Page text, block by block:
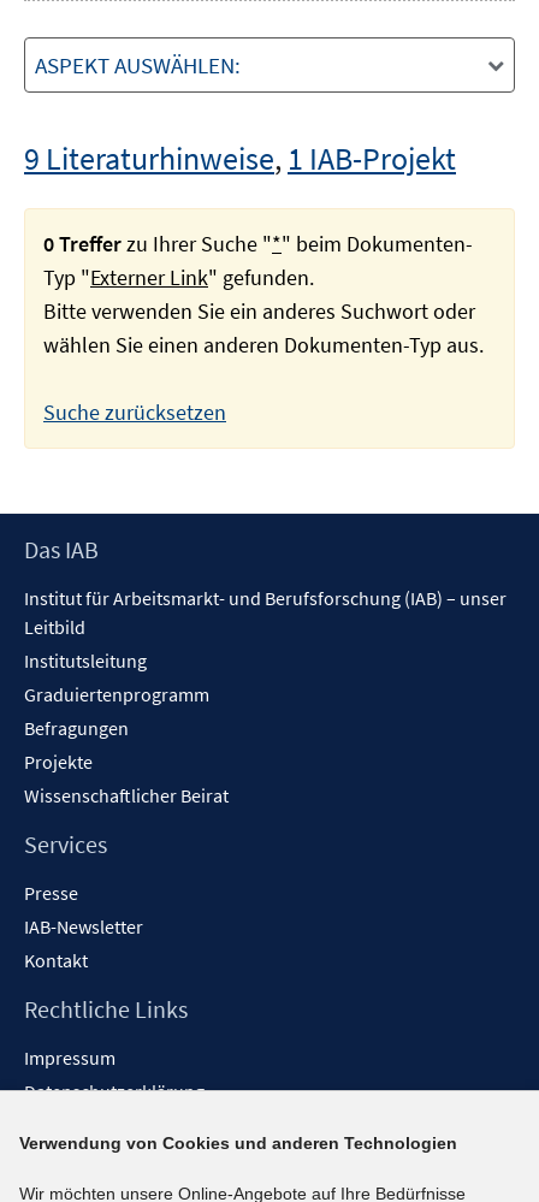
ASPEKT AUSWÄHLEN:
9 Literaturhinweise, 1 IAB-Projekt
0 Trefferzu Ihrer Suche "*" beim Dokumenten-
Typ "Externer Link" gefunden.
Bitte verwenden Sie ein anderes Suchwort oder
wählen Sie einen anderen Dokumenten-Typ aus.
Suche zurücksetzen
Footer
Das IAB
Institut für Arbeitsmarkt- und Berufsforschung (IAB) – unser
Leitbild
Institutsleitung
Graduiertenprogramm
Befragungen
Projekte
Wissenschaftlicher Beirat
Services
Presse
IAB-Newsletter
Kontakt
Rechtliche Links
Impressum
Datenschutzerklärung
Barrieren melden
Verwendung von Cookies und anderen Technologien
Wir möchten unsere Online-Angebote auf Ihre Bedürfnisse